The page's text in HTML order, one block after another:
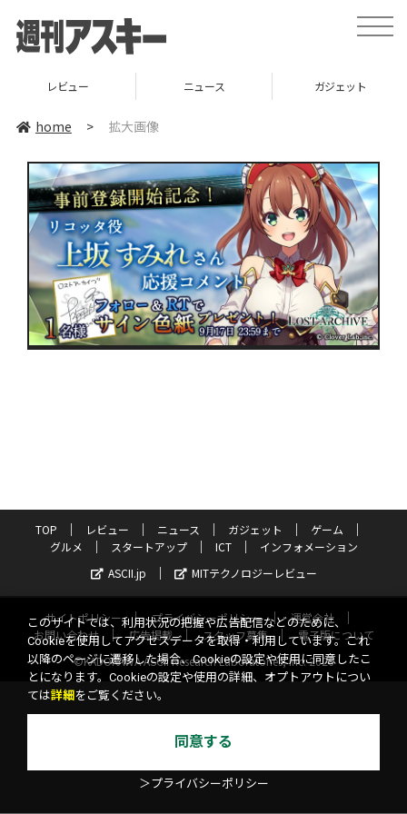
toggle
レビュー ニュース ガジェット
home > 拡大画像
TOP レビュー ニュース ガジェット
ゲーム
グルメ
スタートアップ ICT
インフォメーション
ASCII.jp
MITテクノロジーレビュー
サイトポリシー プライバシーポリシー
運営会社
お問い合わせ
広告掲載 スタッフ募集
電子版について
©KADOKAWA ASCII Research Laboratories, Inc. 2026
このサイトでは、利用状況の把握や広告配信などのために、
Cookieを使用してアクセスデータを取得・利用しています。これ
以降のページに遷移した場合、Cookieの設定や使用に同意したこ
とになります。Cookieの設定や使用の詳細、オプトアウトについ
ては詳細 をご覧ください。
同意する
＞プライバシーポリシー